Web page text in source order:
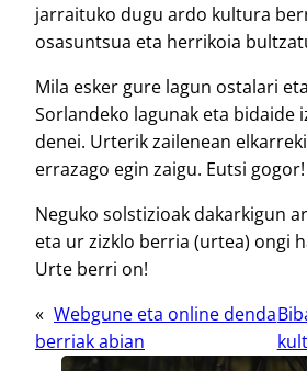
jarraituko dugu ardo kultura
osasuntsua eta herrikoia
Mila esker gure lagun ostalari
Sorlandeko lagunak eta bidaide
denei. Urterik zailenean
errazago egin zaigu. Eutsi gogor!
Neguko solstizioak dakarkigun
eta ur zizklo berria (urtea) ongi
Urte berri on!
« Webgune eta online denda
berriak abian